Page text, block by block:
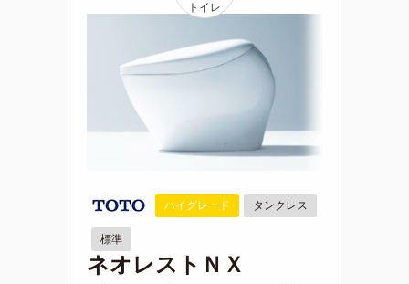
ハイグレード タンクレス
標準
ネオレストＮＸ